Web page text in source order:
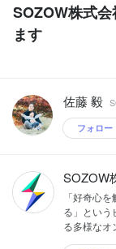
SOZOW株式
ます
佐藤 毅
フォロー
SOZOW
「好奇心
る」という
る多様なオ